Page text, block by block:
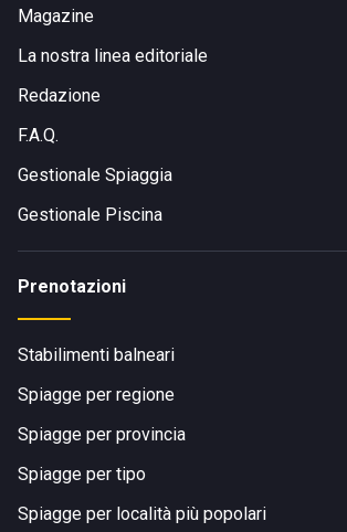
Magazine
La nostra linea editoriale
Redazione
F.A.Q.
Gestionale Spiaggia
Gestionale Piscina
Prenotazioni
Stabilimenti balneari
Spiagge per regione
Spiagge per provincia
Spiagge per tipo
Spiagge per località più popolari